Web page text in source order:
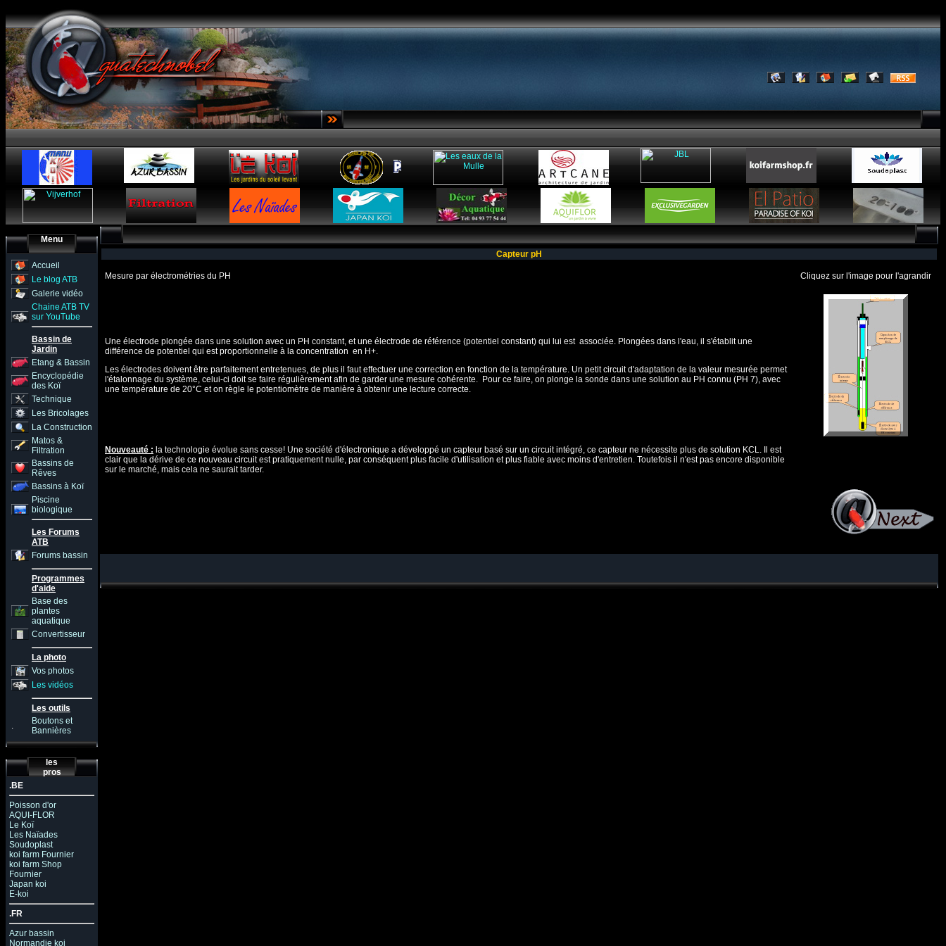
Menu
Accueil
Le blog ATB
Galerie vidéo
Chaine ATB TV
sur YouTube
Bassin de
Jardin
Etang & Bassin
Encyclopédie
des Koï
Technique
Les Bricolages
La Construction
Matos &
Filtration
Bassins de
Rêves
Bassins à Koï
Piscine
biologique
Les Forums
ATB
Forums bassin
Programmes
d'aide
Base des
plantes
aquatique
Convertisseur
La photo
Vos photos
Les vidéos
Les outils
.
Boutons et
Bannières
les
pros
.BE
Poisson d'or
AQUI-FLOR
Le Koï
Les Naïades
Soudoplast
koi farm Fournier
koi farm Shop
Fournier
Japan koi
E-koi
.FR
Azur bassin
Normandie koi
Capteur pH
Mesure par électrométries du PH Cliquez sur l'image pour l'agrandir
Une électrode plongée dans une solution avec un PH constant, et une électrode de référence (potentiel constant) qui lui est associée. Plongées dans l'eau, il s'établit une
différence de potentiel qui est proportionnelle à la concentration en H+.
Les électrodes doivent être parfaitement entretenues, de plus il faut effectuer une correction en fonction de la température. Un petit circuit d'adaptation de la valeur mesurée permet
l'étalonnage du système, celui-ci doit se faire régulièrement afin de garder une mesure cohérente. Pour ce faire, on plonge la sonde dans une solution au PH connu (PH 7), avec
une température de 20°C et on règle le potentiomètre de manière à obtenir une lecture correcte.
Nouveauté : la technologie évolue sans cesse! Une société d'électronique a développé un capteur basé sur un circuit intégré, ce capteur ne nécessite plus de solution KCL. Il est
clair que la dérive de ce nouveau circuit est pratiquement nulle, par conséquent plus facile d'utilisation et plus fiable avec moins d'entretien. Toutefois il n'est pas encore disponible
sur le marché, mais cela ne saurait tarder.